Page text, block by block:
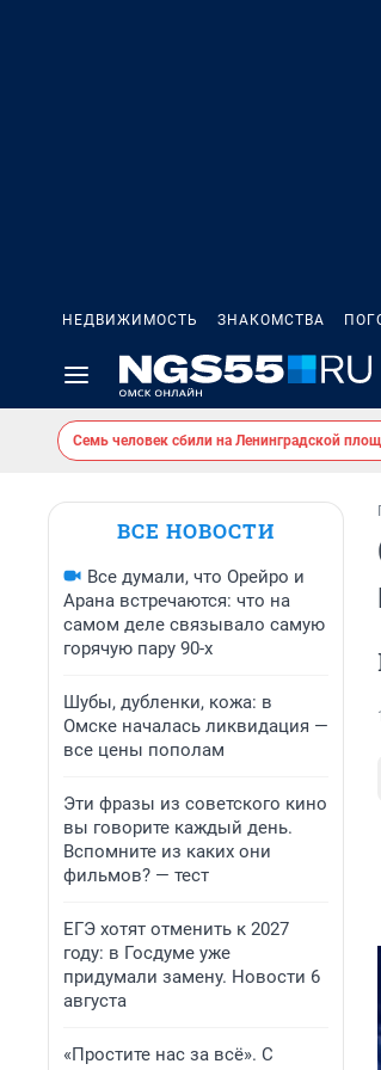
НЕДВИЖИМОСТЬ ЗНАКОМСТВА
Семь человек сбили на Ленинградской
ВСЕ НОВОСТИ
Все думали, что Орейро и
Арана встречаются: что на
самом деле связывало самую
горячую пару 90-х
Шубы, дубленки, кожа: в
Омске началась ликвидация —
все цены пополам
Эти фразы из советского кино
вы говорите каждый день.
Вспомните из каких они
фильмов? — тест
ЕГЭ хотят отменить к 2027
году: в Госдуме уже
придумали замену. Новости 6
августа
«Простите нас за всё». С